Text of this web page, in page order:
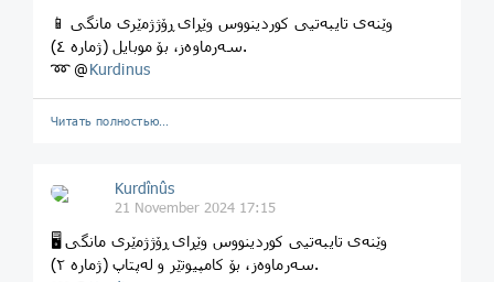
📱 وێنەی تایبەتیی کوردینووس وێڕای ڕۆژژمێری مانگی
سەرماوەز، بۆ موبایل (ژماره ٤).
➿ @Kurdinus
Читать полностью…
Kurdînûs
21 November 2024 17:15
🖥 وێنەی تایبەتیی کوردینووس وێڕای ڕۆژژمێری مانگی
سەرماوەز، بۆ کامپیوتێر و لەپتاپ (ژماره ٢).